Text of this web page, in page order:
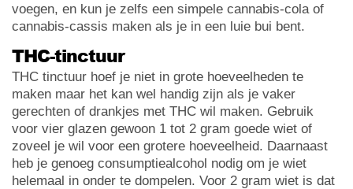
voegen, en kun je zelfs een simpele cannabis-cola of
cannabis-cassis maken als je in een luie bui bent.
THC-tinctuur
THC tinctuur hoef je niet in grote hoeveelheden te
maken maar het kan wel handig zijn als je vaker
gerechten of drankjes met THC wil maken. Gebruik
voor vier glazen gewoon 1 tot 2 gram goede wiet of
zoveel je wil voor een grotere hoeveelheid. Daarnaast
heb je genoeg consumptiealcohol nodig om je wiet
helemaal in onder te dompelen. Voor 2 gram wiet is dat